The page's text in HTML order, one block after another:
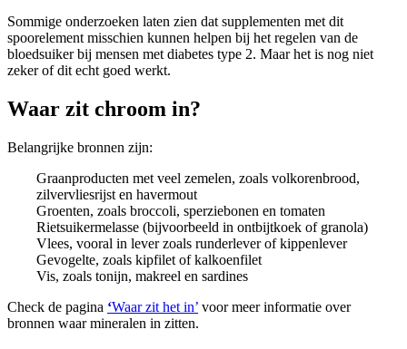
Sommige onderzoeken laten zien dat supplementen met dit
spoorelement misschien kunnen helpen bij het regelen van de
bloedsuiker bij mensen met diabetes type 2. Maar het is nog niet
zeker of dit echt goed werkt.
Waar zit chroom in?
Belangrijke bronnen zijn:
Graanproducten met veel zemelen, zoals volkorenbrood,
zilvervliesrijst en havermout
Groenten, zoals broccoli, sperziebonen en tomaten
Rietsuikermelasse (bijvoorbeeld in ontbijtkoek of granola)
Vlees, vooral in lever zoals runderlever of kippenlever
Gevogelte, zoals kipfilet of kalkoenfilet
Vis, zoals tonijn, makreel en sardines
Check de pagina ‘Waar zit het in’ voor meer informatie over
bronnen waar mineralen in zitten.